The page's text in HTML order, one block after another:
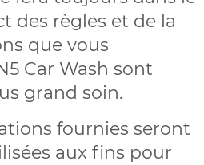
des règles et de la
que vous
Car Wash sont
grand soin.
fournies seront
aux fins pour